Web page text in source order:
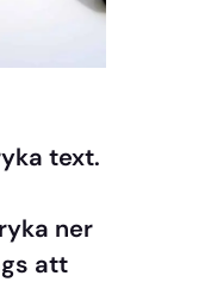
text.
ner
att